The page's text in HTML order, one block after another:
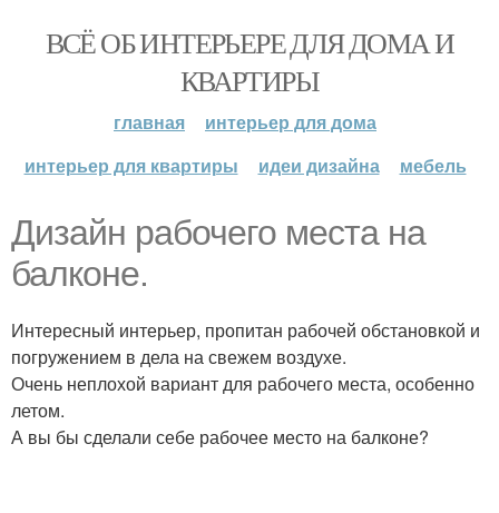
ВСЁ ОБ ИНТЕРЬЕРЕ ДЛЯ ДОМА И
КВАРТИРЫ
главная
интерьер для дома
интерьер для квартиры
идеи дизайна мебель
Дизайн рабочего места на
балконе.
Интересный интерьер, пропитан рабочей обстановкой и
погружением в дела на свежем воздухе.
Очень неплохой вариант для рабочего места, особенно
летом.
А вы бы сделали себе рабочее место на балконе?